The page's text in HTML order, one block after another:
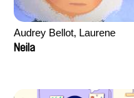
Audrey Bellot, Laurene
Desoutter, Amandine
David Tabar, Guillaume
Neila